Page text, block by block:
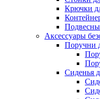
Крючки
Аксессуары
Поручни
Сиденья